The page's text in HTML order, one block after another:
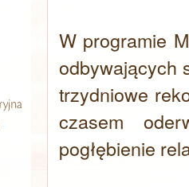
W programie
odbywających
trzydniowe
czasem
pogłębienie